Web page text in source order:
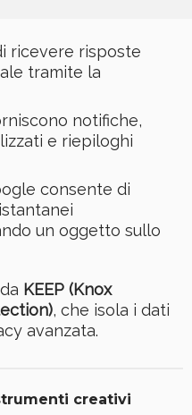
ricevere risposte
tramite la
notifiche,
e riepiloghi
consente di
un oggetto sullo
KEEP (Knox
, che isola i dati
avanzata.
creativi